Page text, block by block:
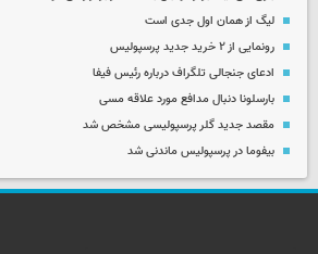
لیگ از همان اول جدی است
رونمایی از ۲ خرید جدید پرسپولیس
ادعای جنجالی تلگراف درباره رئیس فیفا
بارسلونا دنبال مدافع مورد علاقه مسی
مقصد جدید گلر پرسپولیسی مشخص شد
بیفوما در پرسپولیس ماندنی شد